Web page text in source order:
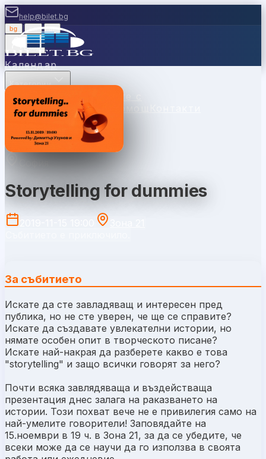
help@bilet.bg
bg |
Вход
Календар
Категории
МестаКаси
Продавайте с
насВаучери Новини
София
Storytelling for dummies
За събитието
Искате да сте завладяващ и интересен пред
публика, но не сте уверен, че ще се справите?
Искате да създавате увлекателни истории, но
нямате особен опит в творческото писане?
Искате най-накрая да разберете какво е това
"storytelling" и защо всички говорят за него?
Почти всяка завлядяваща и въздействаща
презентация днес залага на раказването на
истории. Този похват вече не е привилегия само на
най-умелите говорители! Заповядайте на
15.ноември в 19 ч. в Зона 21, за да се убедите, че
всеки може да се научи да го използва в своята